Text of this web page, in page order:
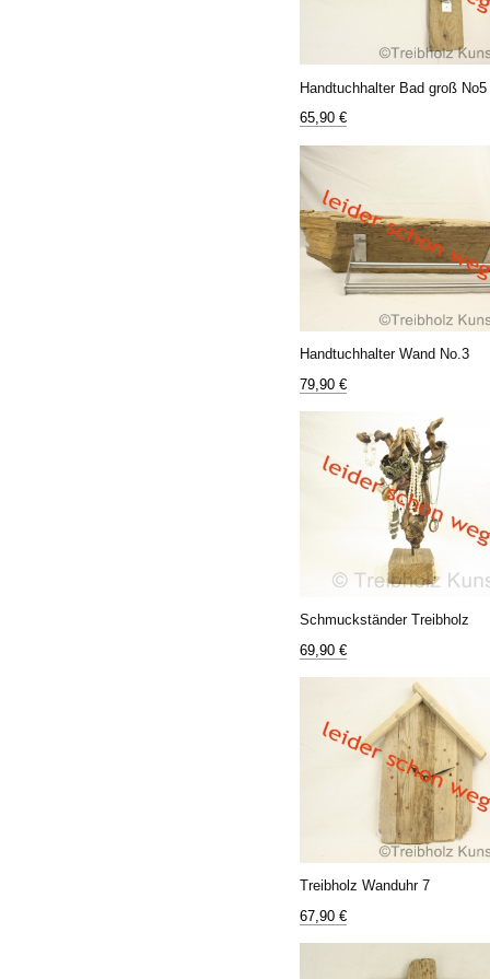
Handtuchhalter Bad groß No5
65,90 €
Handtuchhalter Wand No.3
79,90 €
Schmuckständer Treibholz
69,90 €
Treibholz Wanduhr 7
67,90 €